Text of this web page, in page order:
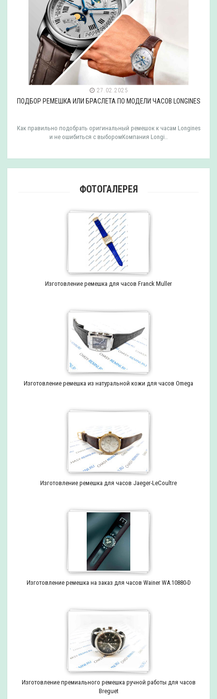
27.02.2025
ПОДБОР РЕМЕШКА ИЛИ БРАСЛЕТА ПО МОДЕЛИ ЧАСОВ LONGINES
Как правильно подобрать оригинальный ремешок к часам Longines
и не ошибиться с выборомКомпания Longi..
ФОТОГАЛЕРЕЯ
Изготовление ремешка для часов Franck Muller
Изготовление ремешка из натуральной кожи для часов Omega
Изготовление ремешка для часов Jaeger-LeCoultre
Изготовление ремешка на заказ для часов Wainer WA.10880-D
Изготовление премиального ремешка ручной работы для часов
Breguet